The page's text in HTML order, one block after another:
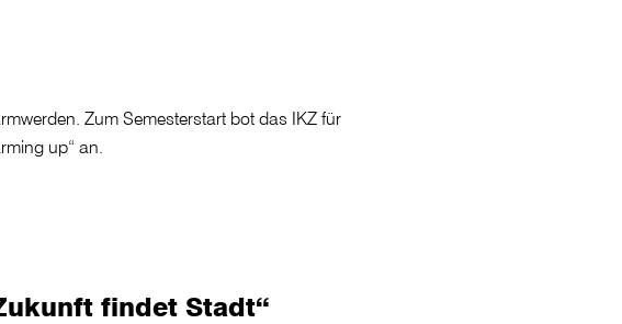
Zum Semesterstart bot das IKZ für
up“ an.
findet Stadt“